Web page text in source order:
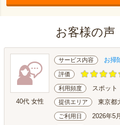
お客様の声
40代 女性
サービス内容 お掃
評価
利用頻度 スポット
提供エリア 東京都
ご利用日 2026年5